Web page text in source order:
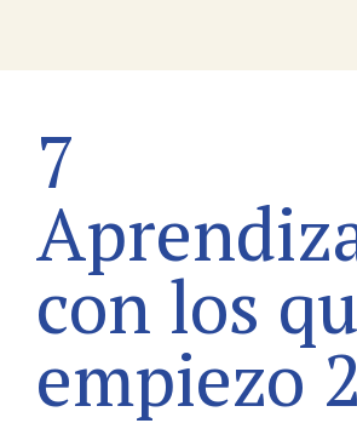
7
con los
empiezo